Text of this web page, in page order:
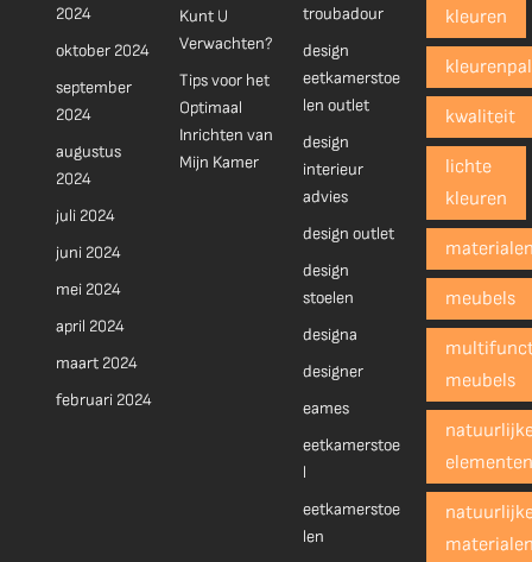
2024
oktober 2024
september
2024
augustus
2024
juli 2024
juni 2024
mei 2024
april 2024
maart 2024
februari 2024
Kunt U
Verwachten?
Tips voor het
Optimaal
Inrichten van
Mijn Kamer
troubadour
design
eetkamerstoe
len outlet
design
interieur
advies
design outlet
design
stoelen
designa
designer
eames
eetkamerstoe
l
eetkamerstoe
len
kleuren
kwaliteit
lichte
kleuren
meubels
meubels